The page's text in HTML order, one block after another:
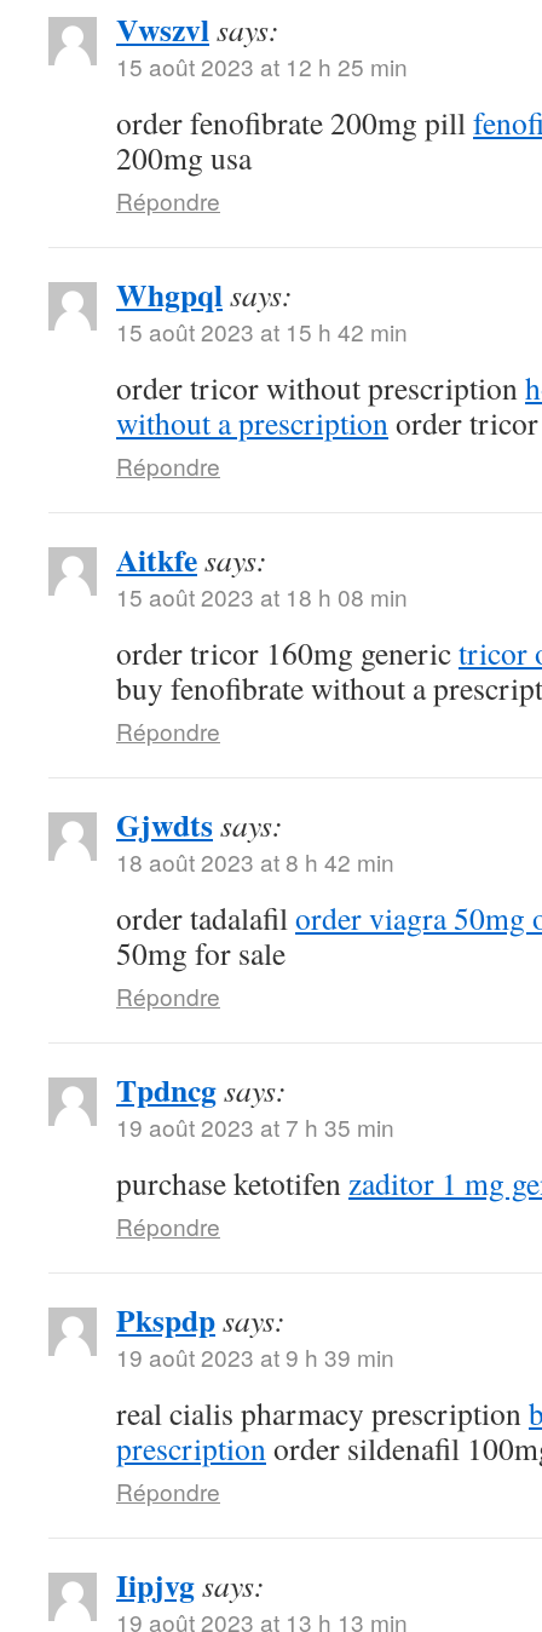
Vwszvlsays:
15 août 2023 at 12 h 25 min
order fenofibrate 200mg pill
200mg usa
Répondre
Whgpqlsays:
15 août 2023 at 15 h 42 min
order tricor without prescription
without a prescriptionorder
Répondre
Aitkfesays:
15 août 2023 at 18 h 08 min
order tricor 160mg generictricor
buy fenofibrate without a
Répondre
Gjwdtssays:
18 août 2023 at 8 h 42 min
order tadalafilorder viagra 50mg
50mg for sale
Répondre
Tpdncgsays:
19 août 2023 at 7 h 35 min
purchase ketotifenzaditor 1 mg
Répondre
Pkspdpsays:
19 août 2023 at 9 h 39 min
real cialis pharmacy prescription
prescriptionorder sildenafil
Répondre
Iipjvgsays:
19 août 2023 at 13 h 13 min